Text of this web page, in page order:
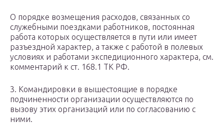
О порядке возмещения расходов, связанных со
служебными поездками работников, постоянная
работа которых осуществляется в пути или имеет
разъездной характер, а также с работой в полевых
условиях и работами экспедиционного характера, см.
комментарий к ст. 168.1 ТК РФ.
3. Командировки в вышестоящие в порядке
подчиненности организации осуществляются по
вызову этих организаций или по согласованию с
ними.